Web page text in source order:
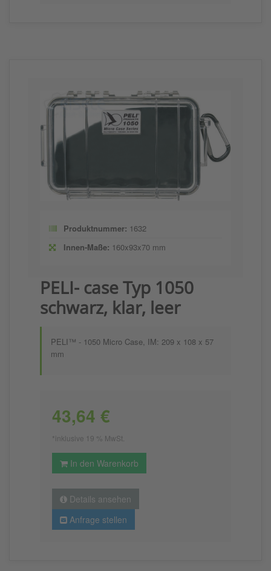
Produktnummer: 1632
Innen-Maße: 160x93x70 mm
PELI- case Typ 1050
schwarz, klar, leer
PELI™ - 1050 Micro Case, IM: 209 x 108 x 57
mm
43,64 €
*inklusive 19 % MwSt.
In den Warenkorb
Details ansehen
Anfrage stellen